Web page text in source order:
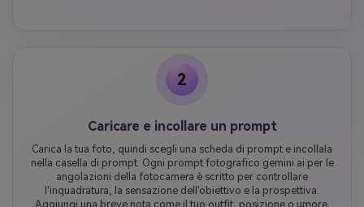
2
Caricare e incollare un prompt
Carica la tua foto, quindi scegli una scheda di prompt e incollala
nella casella di prompt. Ogni prompt fotografico gemini ai per le
angolazioni della fotocamera è scritto per controllare
l'inquadratura, la sensazione dell'obiettivo e la prospettiva.
Aggiungi una breve nota come il tuo outfit, posizione o umore.